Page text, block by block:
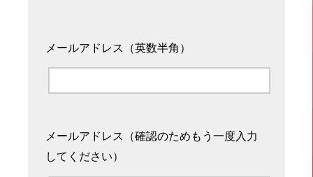
メールアドレス（英数半角）
メールアドレス（確認のためもう一度入力
してください）